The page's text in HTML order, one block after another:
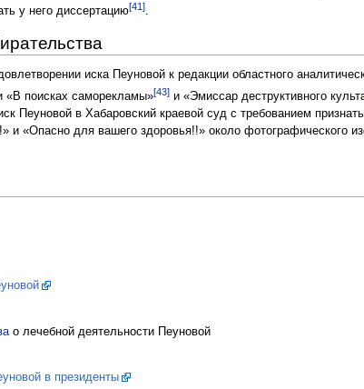
у него диссертацию[41].
иска Пеуновой к редакции областного
«В поисках саморекламы»[43]и «Эмиссар деструктивного
Пеуновой в Хабаровский краевой суд с требованием
«Опасно для вашего здоровья!!» около фотографического
о лечебной деятельности Пеуновой
в президенты